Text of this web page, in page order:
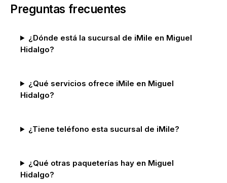
Preguntas frecuentes
¿Dónde está la sucursal de iMile en Miguel
Hidalgo?
¿Qué servicios ofrece iMile en Miguel
Hidalgo?
¿Tiene teléfono esta sucursal de iMile?
¿Qué otras paqueterías hay en Miguel
Hidalgo?